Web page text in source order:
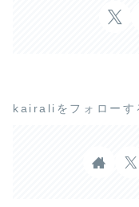
kairaliをフォローす